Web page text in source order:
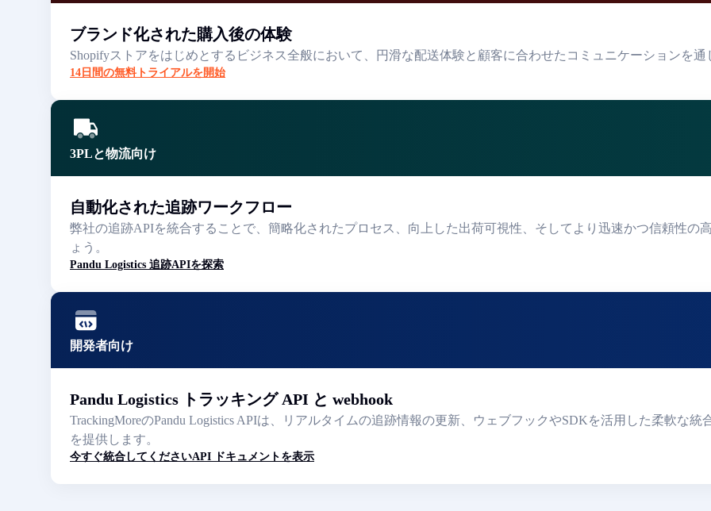
ブランド化された購入後の体験
Shopifyストアをはじめとするビジネス全般において、円滑な配送体験と顧客に合わせたコミュニケーションを
14日間の無料トライアルを開始
3PLと物流向け
自動化された追跡ワークフロー
弊社の追跡APIを統合することで、簡略化されたプロセス、向上した出荷可視性、そしてより迅速かつ信頼性の
ょう。
Pandu Logistics 追跡APIを探索
開発者向け
Pandu Logistics トラッキング API と webhook
TrackingMoreのPandu Logistics APIは、リアルタイムの追跡情報の更新、ウェブフックやSDKを活用した柔軟な
を提供します。
今すぐ統合してくださいAPI ドキュメントを表示